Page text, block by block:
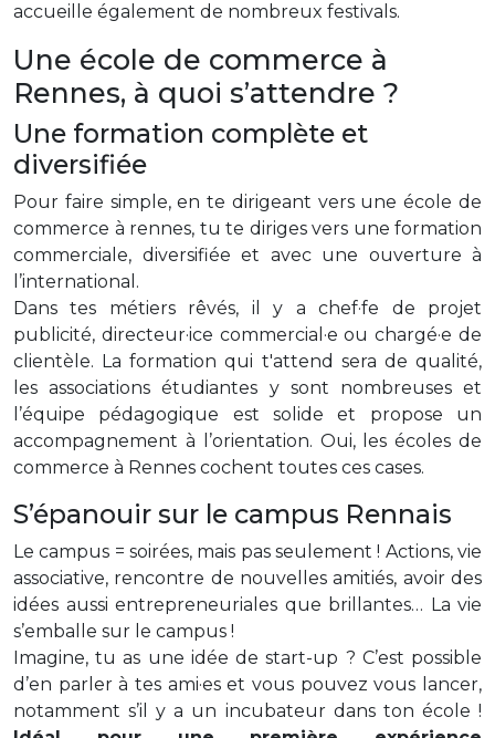
accueille également de nombreux festivals.
Une école de commerce à
Rennes, à quoi s’attendre ?
Une formation complète et
diversifiée
Pour faire simple, en te dirigeant vers une école de
commerce à rennes, tu te diriges vers une formation
commerciale, diversifiée et avec une ouverture à
l’international.
Dans tes métiers rêvés, il y a chef·fe de projet
publicité, directeur·ice commercial·e ou chargé·e de
clientèle. La formation qui t'attend sera de qualité,
les associations étudiantes y sont nombreuses et
l’équipe pédagogique est solide et propose un
accompagnement à l’orientation. Oui, les écoles de
commerce à Rennes cochent toutes ces cases.
S’épanouir sur le campus Rennais
Le campus = soirées, mais pas seulement ! Actions, vie
associative, rencontre de nouvelles amitiés, avoir des
idées aussi entrepreneuriales que brillantes… La vie
s’emballe sur le campus !
Imagine, tu as une idée de start-up ? C’est possible
d’en parler à tes ami·es et vous pouvez vous lancer,
notamment s’il y a un incubateur dans ton école !